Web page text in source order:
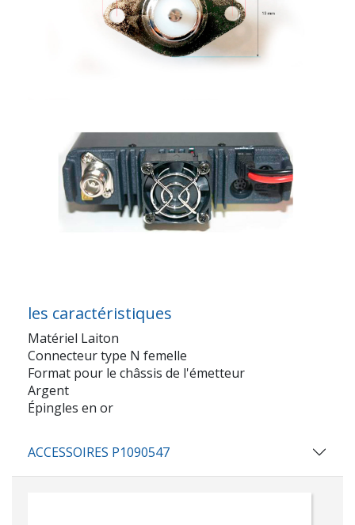
les caractéristiques
Matériel Laiton
Connecteur type N femelle
Format pour le châssis de l'émetteur
Argent
Épingles en or
ACCESSOIRES P1090547